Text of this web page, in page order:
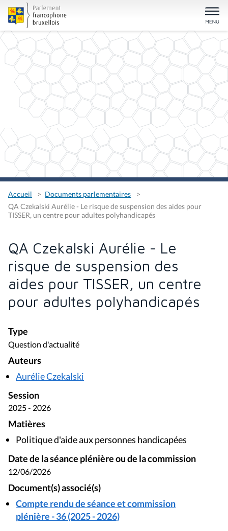
Accueil
Documents parlementaires
QA Czekalski Aurélie - Le risque de suspension des aides pour
TISSER, un centre pour adultes polyhandicapés
QA Czekalski Aurélie - Le
risque de suspension des
aides pour TISSER, un centre
pour adultes polyhandicapés
Type
Question d'actualité
Auteurs
Aurélie Czekalski
Session
2025 - 2026
Matières
Politique d'aide aux personnes handicapées
Date de la séance plénière ou de la commission
12/06/2026
Document(s) associé(s)
Compte rendu de séance et commission
plénière - 36 (2025 - 2026)